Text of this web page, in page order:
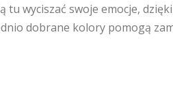
tu wyciszać swoje emocje,
dobrane kolory pomogą